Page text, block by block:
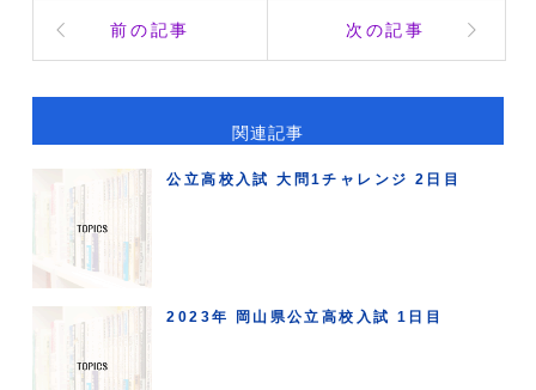
前の記事 次の記事
関連記事
公立高校入試 大問1チャレンジ 2日目
2023年 岡山県公立高校入試 1日目